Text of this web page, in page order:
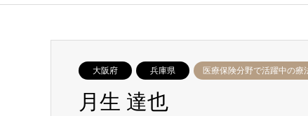
大阪府 兵庫県 医療保険分野で活躍中の療
月生 達也